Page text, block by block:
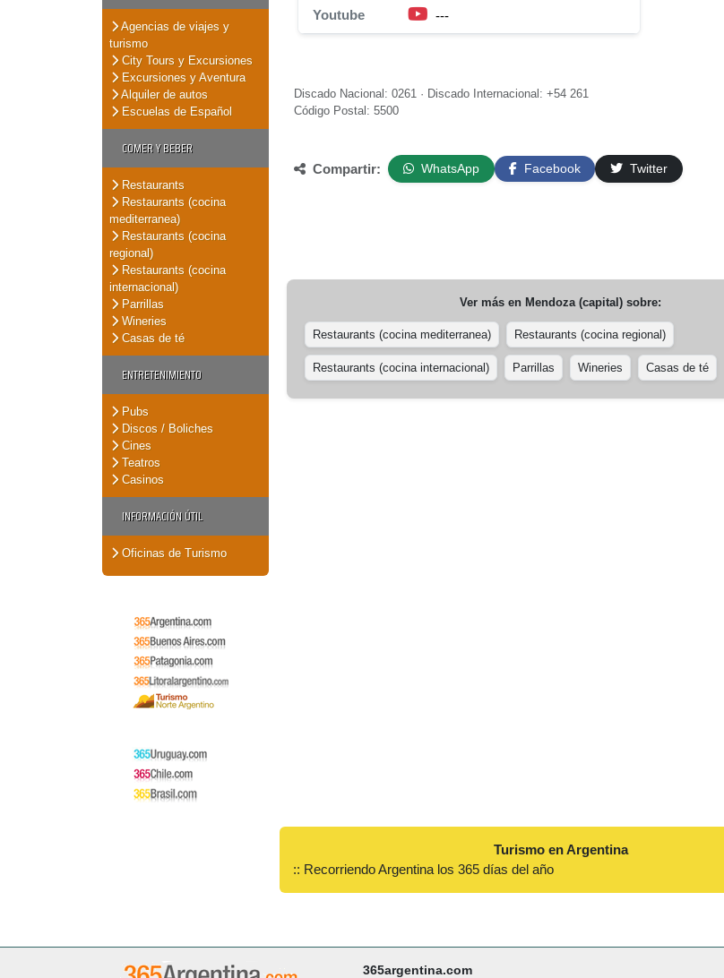
Agencias de viajes y
turismo
City Tours y Excursiones
Excursiones y Aventura
Alquiler de autos
Escuelas de Español
COMER Y BEBER
Restaurants
Restaurants (cocina
mediterranea)
Restaurants (cocina
regional)
Restaurants (cocina
internacional)
Parrillas
Wineries
Casas de té
ENTRETENIMIENTO
Pubs
Discos / Boliches
Cines
Teatros
Casinos
INFORMACIÓN ÚTIL
Oficinas de Turismo
Youtube ---
Discado Nacional: 0261 · Discado Internacional: +54 261
Código Postal: 5500
Compartir: WhatsApp Facebook Twitter
Ver más en Mendoza (capital) sobre:
Restaurants (cocina mediterranea) Restaurants (cocina regional)
Restaurants (cocina internacional) Parrillas Wineries Casas de té
Turismo en Argentina
:: Recorriendo Argentina los 365 días del año
365argentina.com